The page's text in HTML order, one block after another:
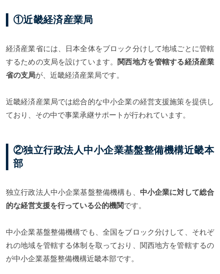
①近畿経済産業局
経済産業省には、日本全体をブロック分けして地域ごとに管轄
するための支局を設けています。
関西地方を管轄する経済産業
省の支局が、近畿経済産業局です。
近畿経済産業局では総合的な中小企業の経営支援施策を提供し
ており、その中で事業承継サポートが行われています。
②独立行政法人中小企業基盤整備機構近畿本
部
独立行政法人中小企業基盤整備機構も、 中小企業に対して総合
的な経営支援を行っている公的機関です。
中小企業基盤整備機構でも、全国をブロック分けして、それぞ
れの地域を管轄する体制を取っており、関西地方を管轄するの
が中小企業基盤整備機構近畿本部です。